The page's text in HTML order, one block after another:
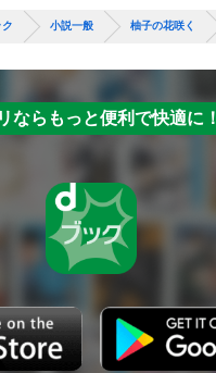
小説一般 柚子の花咲く
ならもっと便利で快適に！